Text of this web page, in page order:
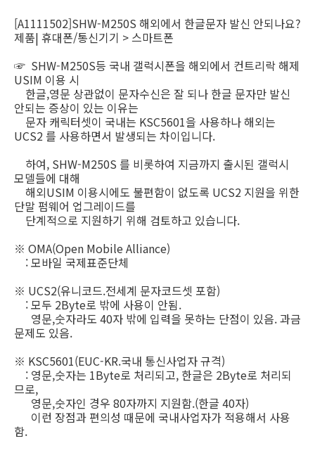
[A1111502]SHW-M250S 해외에서 한글문자 발신 안되나요?
제품| 휴대폰/통신기기 > 스마트폰
☞ SHW-M250S등 국내 갤럭시폰을 해외에서 컨트리락 해제
USIM 이용 시
한글,영문 상관없이 문자수신은 잘 되나 한글 문자만 발신
안되는 증상이 있는 이유는
문자 캐릭터셋이 국내는 KSC5601을 사용하나 해외는
UCS2 를 사용하면서 발생되는 차이입니다.
하여, SHW-M250S 를 비롯하여 지금까지 출시된 갤럭시
모델들에 대해
해외USIM 이용시에도 불편함이 없도록 UCS2 지원을 위한
단말 펌웨어 업그레이드를
단계적으로 지원하기 위해 검토하고 있습니다.
※ OMA(Open Mobile Alliance)
: 모바일 국제표준단체
※ UCS2(유니코드.전세계 문자코드셋 포함)
: 모두 2Byte로 밖에 사용이 안됨.
영문,숫자라도 40자 밖에 입력을 못하는 단점이 있음. 과금
문제도 있음.
※ KSC5601(EUC-KR.국내 통신사업자 규격)
: 영문,숫자는 1Byte로 처리되고, 한글은 2Byte로 처리되
므로,
영문,숫자인 경우 80자까지 지원함.(한글 40자)
이런 장점과 편의성 때문에 국내사업자가 적용해서 사용
함.